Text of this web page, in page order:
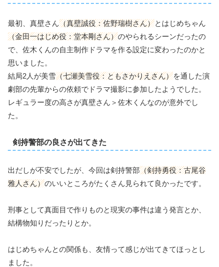
最初、真壁さん（真壁誠役：佐野瑞樹さん）とはじめちゃん
（金田一はじめ役：堂本剛さん）のやられるシーンだったの
で、佐木くんの自主制作ドラマを作る設定に変わったのかと
思いました。
結局2人が美雪（七瀬美雪役：ともさかりえさん）を通した演
劇部の先輩からの依頼でドラマ撮影に参加したようでした。
レギュラー度の高さが真壁さん＞佐木くんなのが意外でし
た。
剣持警部の良さが出てきた
出だしが不安でしたが、今回は剣持警部（剣持勇役：古尾谷
雅人さん）のいいところがたくさん見られて良かったです。
刑事として真面目で作りものと現実の事件は違う発言とか、
結構物知りだったりとか。
はじめちゃんとの関係も、友情って感じが出てきてほっとし
ました。